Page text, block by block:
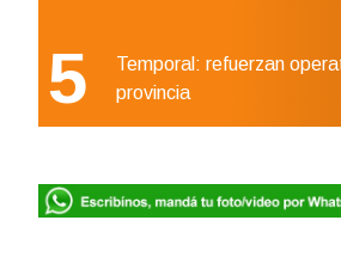
5
Temporal: refuerzan
provincia